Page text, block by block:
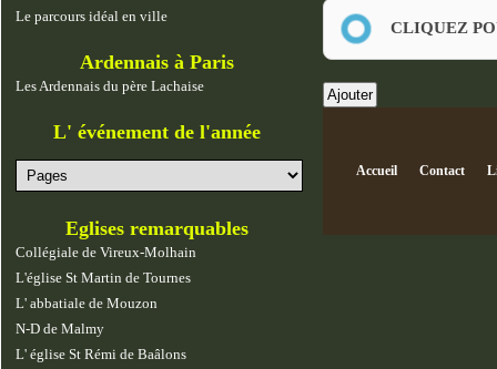
Le parcours idéal en ville
Ardennais à Paris
Les Ardennais du père Lachaise
L' événement de l'année
Eglises remarquables
Collégiale de Vireux-Molhain
L'église St Martin de Tournes
L' abbatiale de Mouzon
N-D de Malmy
L' église St Rémi de Baâlons
CLIQUEZ
Accueil Contact